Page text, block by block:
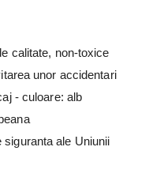
calitate, non-toxice
unor accidentari
- culoare: alb
ale Uniunii